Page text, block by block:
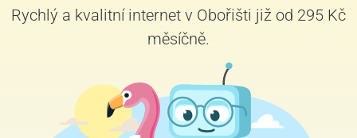
Rychlý a kvalitní internet v Obořišti již od 295 Kč
měsíčně.